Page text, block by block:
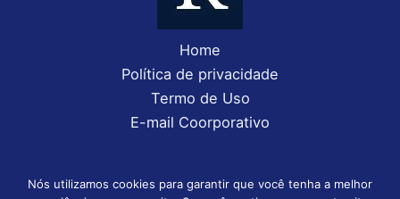
Home
Política de privacidade
Termo de Uso
E-mail Coorporativo
Nós utilizamos cookies para garantir que você tenha a melhor